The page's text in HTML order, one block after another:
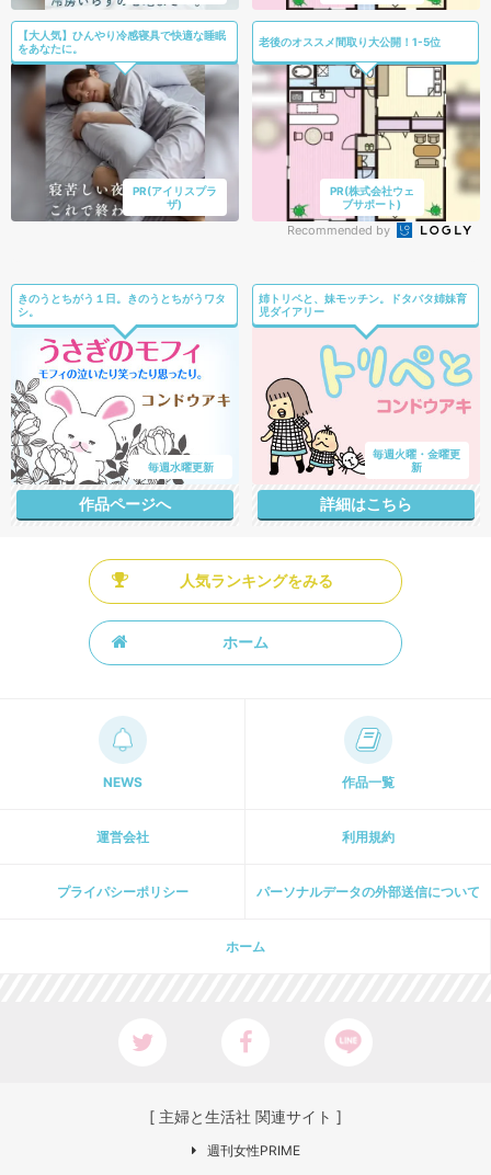
【大人気】ひんやり冷感寝具で快適な睡眠
をあなたに。
PR(アイリスプラ
ザ)
老後のオススメ間取り大公開！1-5位
PR(株式会社ウェ
ブサポート)
Recommended by
きのうとちがう１日。きのうとちがうワタ
シ。
毎週水曜更新
作品ページへ
姉トリペと、妹モッチン。ドタバタ姉妹育
児ダイアリー
毎週火曜・金曜更
新
詳細はこちら
人気ランキングをみる
ホーム
NEWS 作品一覧
運営会社 利用規約
プライパシーポリシー パーソナルデータの外部送信について
ホーム
[ 主婦と生活社 関連サイト ]
週刊女性PRIME